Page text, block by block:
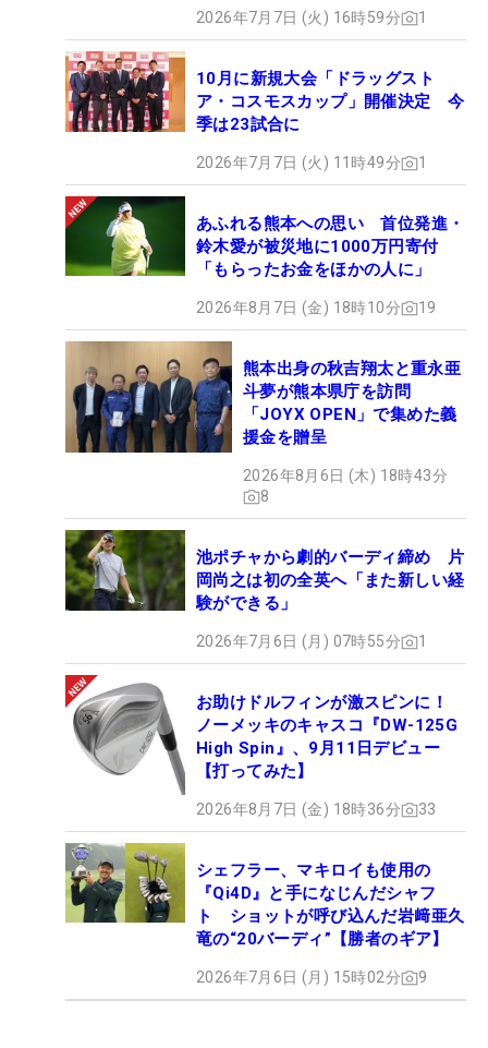
2026年7月7日 (火) 16時59分 1
10月に新規大会「ドラッグスト
ア・コスモスカップ」開催決定 今
季は23試合に
2026年7月7日 (火) 11時49分 1
あふれる熊本への思い 首位発進・
鈴木愛が被災地に1000万円寄付
「もらったお金をほかの人に」
2026年8月7日 (金) 18時10分 19
熊本出身の秋吉翔太と重永亜
斗夢が熊本県庁を訪問
「JOYX OPEN」で集めた義
援金を贈呈
2026年8月6日 (木) 18時43分
8
池ポチャから劇的バーディ締め 片
岡尚之は初の全英へ「また新しい経
験ができる」
2026年7月6日 (月) 07時55分 1
お助けドルフィンが激スピンに！
ノーメッキのキャスコ『DW-125G
High Spin』、9月11日デビュー
【打ってみた】
2026年8月7日 (金) 18時36分 33
シェフラー、マキロイも使用の
『Qi4D』と手になじんだシャフ
ト ショットが呼び込んだ岩﨑亜久
竜の“20バーディ”【勝者のギア】
2026年7月6日 (月) 15時02分 9